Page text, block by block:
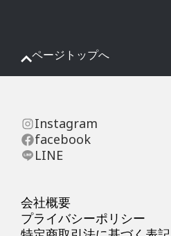
ページトップへ
会社概要
プライバシーポリシー
Instagram
facebook
LINE